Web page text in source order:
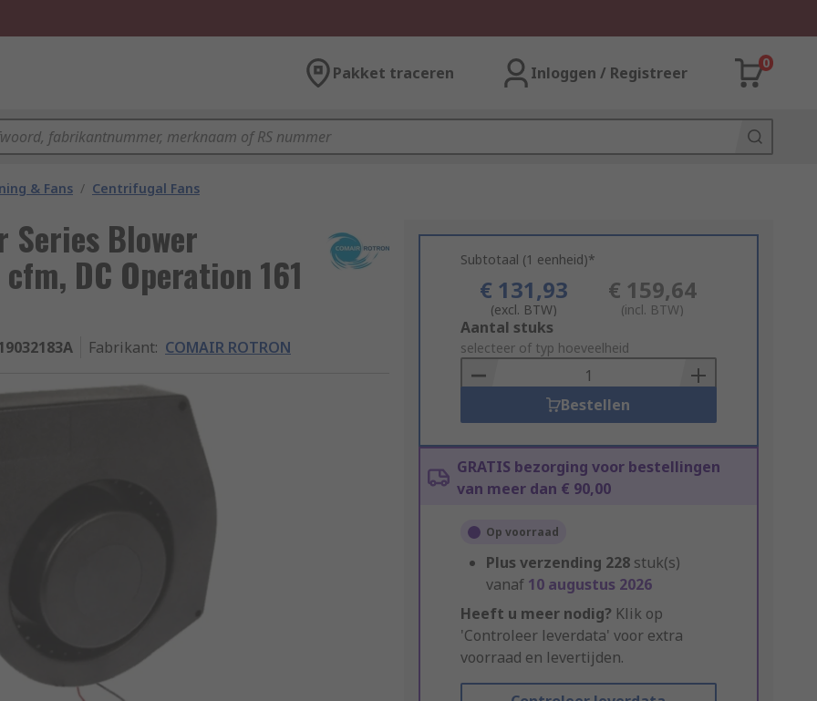
Pakket traceren Inloggen / Registreer
0
& Fans / Centrifugal Fans
Series Blower
DC Operation 161
Fabrikant: COMAIR ROTRON
Subtotaal (1 eenheid)*
€ 131,93
(excl. BTW)
€ 159,64
(incl. BTW)
Add
to
Basket
Aantal stuks
selecteer of typ hoeveelheid
Bestellen
GRATIS bezorging voor bestellingen
van meer dan € 90,00
Op voorraad
Plus verzending 228 stuk(s)
vanaf 10 augustus 2026
Heeft u meer nodig? Klik op
'Controleer leverdata' voor extra
voorraad en levertijden.